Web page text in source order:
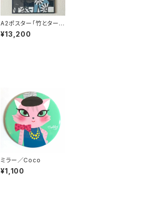
A2ポスター「竹とタート
ルネック」【フレーム付】
¥13,200
ミラー／Coco
¥1,100